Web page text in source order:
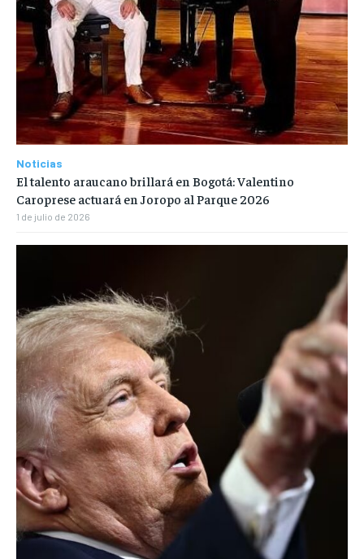
Noticias
El talento araucano brillará en Bogotá: Valentino
Caroprese actuará en Joropo al Parque 2026
1 de julio de 2026